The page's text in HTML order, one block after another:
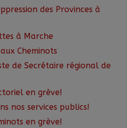
des Provinces à
à Marche
Cheminots
de Secrétaire régional de
en grève!
nos services publics!
en grève!